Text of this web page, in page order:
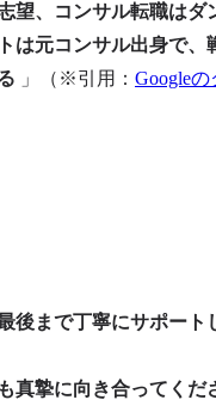
望、コンサル転職はダ
は元コンサル出身で、
」（※引用： Googleの
後まで丁寧にサポート
真摯に向き合ってくだ